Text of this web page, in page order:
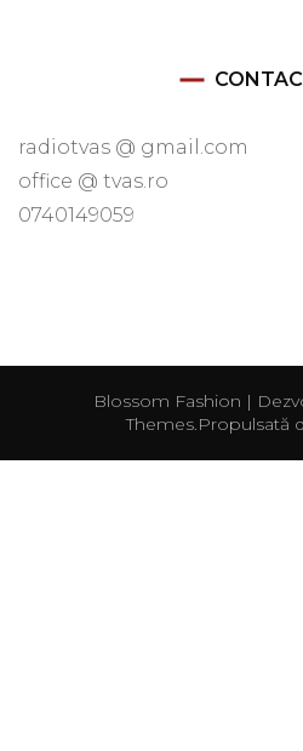
radiotvas @ gmail.com
office @ tvas.ro
0740149059
Blossom Fashion |
Themes.Propulsată